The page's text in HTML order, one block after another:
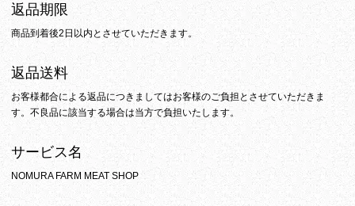
返品期限
商品到着後2日以内とさせていただきます。
返品送料
お客様都合による返品につきましてはお客様のご負担とさせていただきま
す。不良品に該当する場合は当方で負担いたします。
サービス名
NOMURA FARM MEAT SHOP